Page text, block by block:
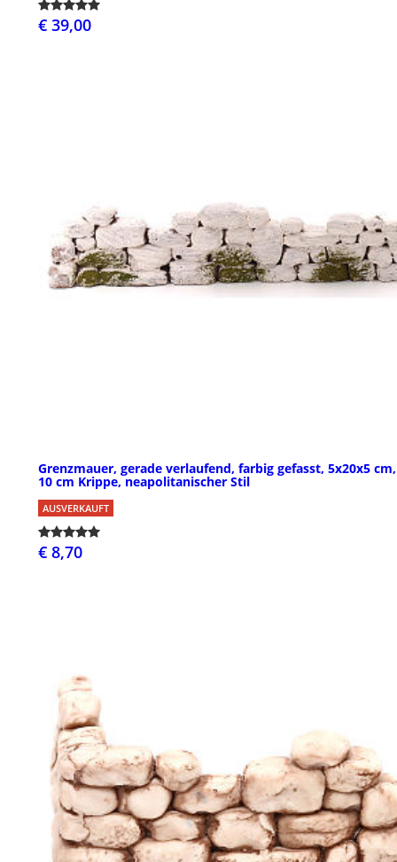
€ 39,00
Grenzmauer, gerade verlaufend, farbig gefasst, 5x20x5
10 cm Krippe, neapolitanischer Stil
AUSVERKAUFT
€ 8,70